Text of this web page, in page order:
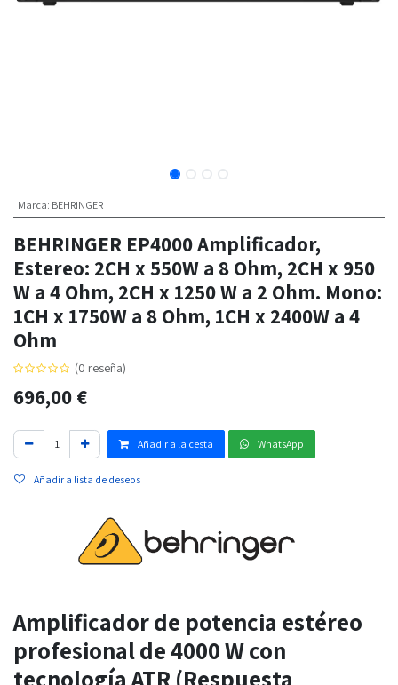
BEHRINGER EP4000 Amplificador,
Estereo: 2CH x 550W a 8 Ohm, 2CH x 950
W a 4 Ohm, 2CH x 1250 W a 2 Ohm. Mono:
1CH x 1750W a 8 Ohm, 1CH x 2400W a 4
Ohm
(0 reseña)
Amplificador de potencia estéreo
profesional de 4000 W con
696,00€
Añadir a la cesta WhatsApp
Añadir a lista de deseos
Marca: BEHRINGER